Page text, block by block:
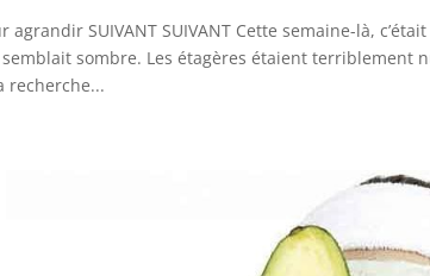
agrandir SUIVANT SUIVANT Cette semaine-là,
sombre. Les étagères étaient terriblement
recherche...